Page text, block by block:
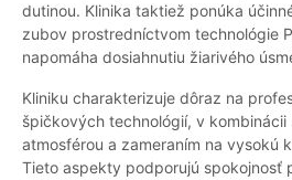
dutinou. Klinika taktiež ponúka
zubov prostredníctvom technológie
napomáha dosiahnutiu žiarivého
Kliniku charakterizuje dôraz na
špičkových technológií, v kombinácii
atmosférou a zameraním na vysokú
Tieto aspekty podporujú spokojnosť